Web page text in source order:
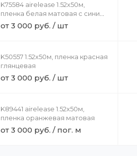
K75584 airelease 1.52х50м,
пленка белая матовая с синим
перламутром
от 3 000 руб. / шт
K50557 1.52х50м, пленка красная
глянцевая
от 3 000 руб. / шт
K89441 airelease 1.52х50м,
пленка оранжевая матовая
от 3 000 руб. / пог. м